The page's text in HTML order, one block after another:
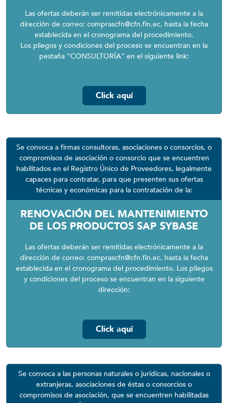
Las ofertas deberán ser remitidas electrónicamente a la
dirección de correo: comprascfn@cfn.fin.ec, hasta la fecha
establecida en el cronograma del procedimiento.
Los pliegos y condiciones del proceso se encuentran en la
pestaña “CONSULTORÍA” en el siguiente link:
Click aquí
Se convoca a firmas consultoras, asociaciones o consorcios, o
compromisos de asociación o consorcio que se encuentren
habilitados en el Registro Único de Proveedores, legalmente
capaces para contratar, para que presenten sus ofertas
técnicas y económicas para la contratación de la:
RENOVACIÓN DEL MANTENIMIENTO
DE LOS PRODUCTOS SAP SYBASE
Las ofertas deberán ser remitidas electrónicamente a la
dirección de correo: comprascfn@cfn.fin.ec, hasta la fecha
establecida en el cronograma del procedimiento. Los pliegos
y condiciones del proceso se encuentran en la siguiente
dirección:
Click aquí
Se convoca a las personas naturales o jurídicas, nacionales o
extranjeras, asociaciones de éstas o consorcios o
compromisos de asociación, que se encuentren habilitadas